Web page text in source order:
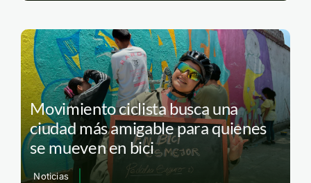
Movimiento ciclista busca una
ciudad más amigable para quienes
se mueven en bici
Noticias